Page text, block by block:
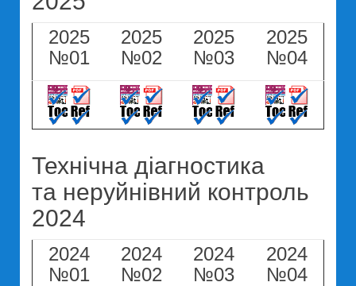
2025
№01
2025
№02
2025
№03
2025
№04
Технічна діагностика
та неруйнівний контроль
2024
2024
№01
2024
№02
2024
№03
2024
№04